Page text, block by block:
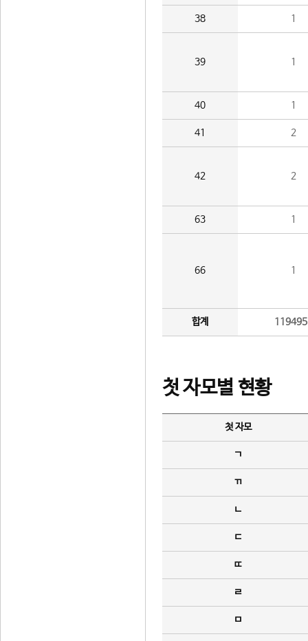
38 1
39 1
40 1
41 2
42 2
63 1
66 1
합계
첫 자모별 현황
첫 자모
ㄱ
ㄲ
ㄴ
ㄷ
ㄸ
ㄹ
ㅁ